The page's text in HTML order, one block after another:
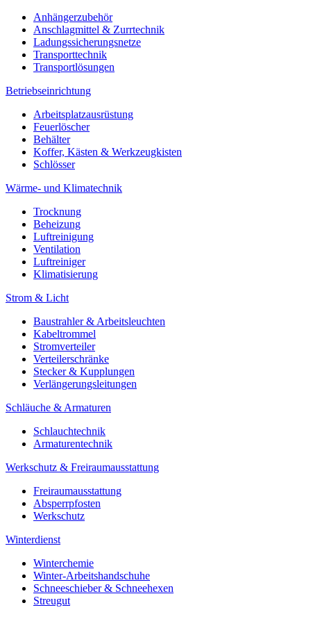
Anhängerzubehör
Anschlagmittel & Zurrtechnik
Ladungssicherungsnetze
Transporttechnik
Transportlösungen
Betriebseinrichtung
Arbeitsplatzausrüstung
Feuerlöscher
Behälter
Koffer, Kästen & Werkzeugkisten
Schlösser
Wärme- und Klimatechnik
Trocknung
Beheizung
Luftreinigung
Ventilation
Luftreiniger
Klimatisierung
Strom & Licht
Baustrahler & Arbeitsleuchten
Kabeltrommel
Stromverteiler
Verteilerschränke
Stecker & Kupplungen
Verlängerungs­leitungen
Schläuche & Armaturen
Schlauchtechnik
Armaturentechnik
Werkschutz & Freiraumausstattung
Freiraumausstattung
Absperrpfosten
Werkschutz
Winterdienst
Winterchemie
Winter-Arbeitshandschuhe
Schneeschieber & Schneehexen
Streugut